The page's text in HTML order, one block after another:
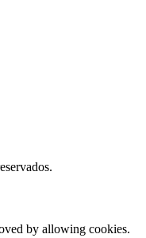
by allowing cookies.